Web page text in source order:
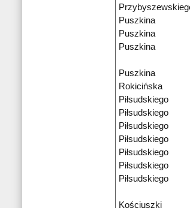
Puszkina
Puszkina
Puszkina
Puszkina
Rokicińska
Piłsudskiego
Piłsudskiego
Piłsudskiego
Piłsudskiego
Piłsudskiego
Piłsudskiego
Piłsudskiego
Kościuszki